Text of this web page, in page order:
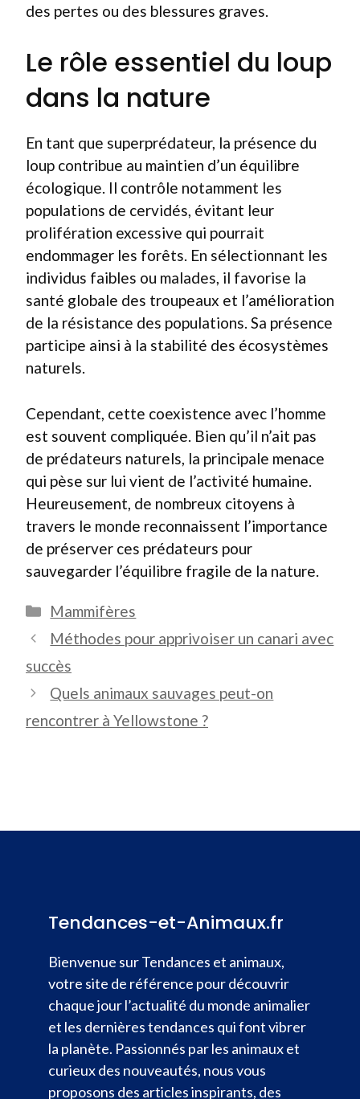
des pertes ou des blessures graves.
Le rôle essentiel du loup
dans la nature
En tant que superprédateur, la présence du
loup contribue au maintien d’un équilibre
écologique. Il contrôle notamment les
populations de cervidés, évitant leur
prolifération excessive qui pourrait
endommager les forêts. En sélectionnant les
individus faibles ou malades, il favorise la
santé globale des troupeaux et l’amélioration
de la résistance des populations. Sa présence
participe ainsi à la stabilité des écosystèmes
naturels.
Cependant, cette coexistence avec l’homme
est souvent compliquée. Bien qu’il n’ait pas
de prédateurs naturels, la principale menace
qui pèse sur lui vient de l’activité humaine.
Heureusement, de nombreux citoyens à
travers le monde reconnaissent l’importance
de préserver ces prédateurs pour
sauvegarder l’équilibre fragile de la nature.
Catégories
Mammifères
Méthodes pour apprivoiser un canari avec
succès
Quels animaux sauvages peut-on
rencontrer à Yellowstone ?
Tendances-et-Animaux.fr
Bienvenue sur Tendances et animaux,
votre site de référence pour découvrir
chaque jour l’actualité du monde animalier
et les dernières tendances qui font vibrer
la planète. Passionnés par les animaux et
curieux des nouveautés, nous vous
proposons des articles inspirants, des